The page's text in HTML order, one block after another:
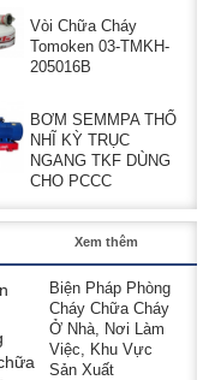
Vòi Chữa Cháy
Tomoken 03-TMKH-
205016B
BƠM SEMMPA THỔ
NHĨ KỲ TRỤC
NGANG TKF DÙNG
CHO PCCC
Xem thêm
Biện Pháp Phòng
Cháy Chữa Cháy
Ở Nhà, Nơi Làm
Việc, Khu Vực
Sản Xuất